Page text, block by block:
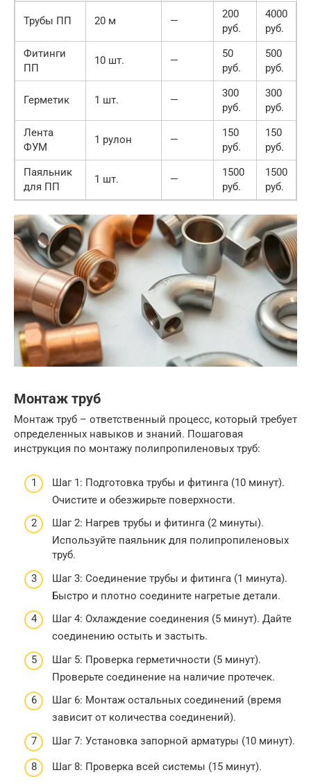
Трубы ПП 20 м —
200
руб.
4000
руб.
Фитинги
ПП
10 шт. —
50
руб.
500
руб.
Герметик 1 шт. —
300
руб.
300
руб.
Лента
ФУМ
1 рулон —
150
руб.
150
руб.
Паяльник
для ПП
1 шт. —
1500
руб.
1500
руб.
Монтаж труб
Монтаж труб – ответственный процесс, который требует
определенных навыков и знаний. Пошаговая
инструкция по монтажу полипропиленовых труб:
Шаг 1: Подготовка трубы и фитинга (10 минут).
Очистите и обезжирьте поверхности.
Шаг 2: Нагрев трубы и фитинга (2 минуты).
Используйте паяльник для полипропиленовых
труб.
Шаг 3: Соединение трубы и фитинга (1 минута).
Быстро и плотно соедините нагретые детали.
Шаг 4: Охлаждение соединения (5 минут). Дайте
соединению остыть и застыть.
Шаг 5: Проверка герметичности (5 минут).
Проверьте соединение на наличие протечек.
Шаг 6: Монтаж остальных соединений (время
зависит от количества соединений).
Шаг 7: Установка запорной арматуры (10 минут).
Шаг 8: Проверка всей системы (15 минут).